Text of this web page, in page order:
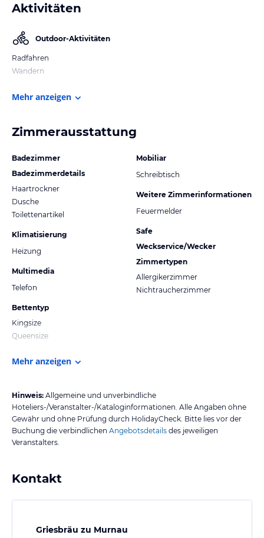
Aktivitäten
Outdoor-Aktivitäten
Radfahren
Wandern
Mehr anzeigen
Zimmerausstattung
Badezimmer
Badezimmerdetails
Haartrockner
Dusche
Toilettenartikel
Klimatisierung
Heizung
Multimedia
Telefon
Bettentyp
Kingsize
Queensize
Mobiliar
Schreibtisch
Weitere Zimmerinformationen
Feuermelder
Safe
Weckservice/Wecker
Zimmertypen
Allergikerzimmer
Nichtraucherzimmer
Mehr anzeigen
Hinweis: Allgemeine und unverbindliche
Hoteliers-/Veranstalter-/Kataloginformationen. Alle Angaben ohne
Gewähr und ohne Prüfung durch HolidayCheck. Bitte lies vor der
Buchung die verbindlichen Angebotsdetails des jeweiligen
Veranstalters.
Kontakt
Griesbräu zu Murnau